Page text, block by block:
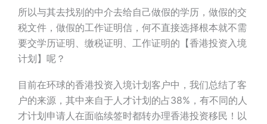
所以与其去找别的中介去给自己做假的学历，做假的交
税文件，做假的工作证明信，何不直接选择根本就不需
要交学历证明、缴税证明、工作证明的【香港投资入境
计划】呢？
目前在环球的香港投资入境计划客户中，我们总结了客
户的来源，其中来自于人才计划的占38%，有不同的人
才计划申请人在面临续签时都转办理香港投资移民！以